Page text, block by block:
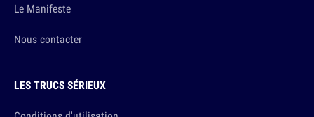
Le Manifeste
Nous contacter
LES TRUCS SÉRIEUX